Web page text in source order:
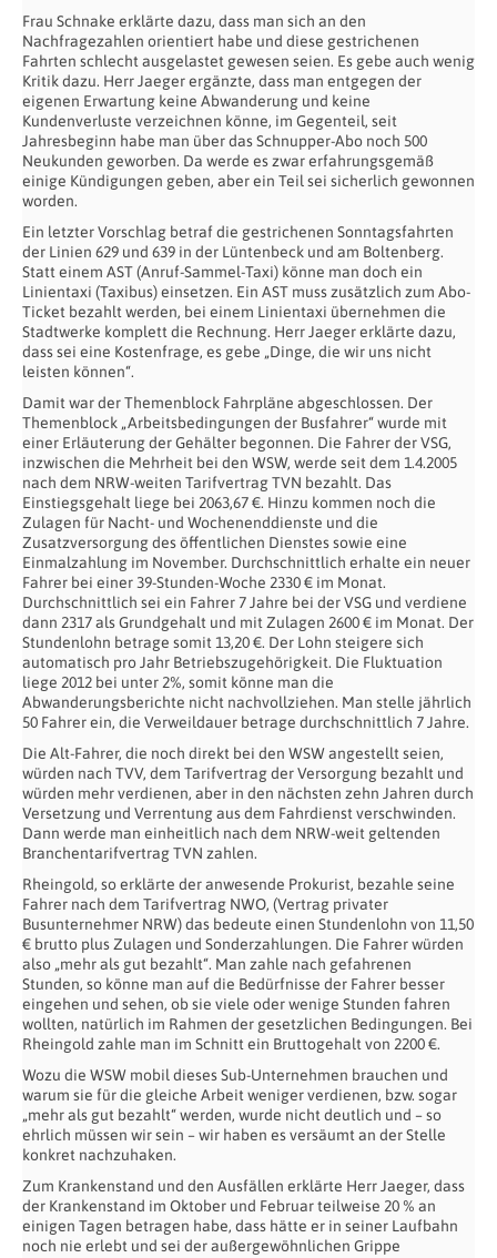
Frau Schnake erklärte dazu, dass man sich an den
Nachfragezahlen orientiert habe und diese gestrichenen
Fahrten schlecht ausgelastet gewesen seien. Es gebe auch wenig
Kritik dazu. Herr Jaeger ergänzte, dass man entgegen der
eigenen Erwartung keine Abwanderung und keine
Kundenverluste verzeichnen könne, im Gegenteil, seit
Jahresbeginn habe man über das Schnupper-Abo noch 500
Neukunden geworben. Da werde es zwar erfahrungsgemäß
einige Kündigungen geben, aber ein Teil sei sicherlich gewonnen
worden.
Ein letzter Vorschlag betraf die gestrichenen Sonntagsfahrten
der Linien 629 und 639 in der Lüntenbeck und am Boltenberg.
Statt einem AST (Anruf-Sammel-Taxi) könne man doch ein
Linientaxi (Taxibus) einsetzen. Ein AST muss zusätzlich zum Abo-
Ticket bezahlt werden, bei einem Linientaxi übernehmen die
Stadtwerke komplett die Rechnung. Herr Jaeger erklärte dazu,
dass sei eine Kostenfrage, es gebe „Dinge, die wir uns nicht
leisten können“.
Damit war der Themenblock Fahrpläne abgeschlossen. Der
Themenblock „Arbeitsbedingungen der Busfahrer“ wurde mit
einer Erläuterung der Gehälter begonnen. Die Fahrer der VSG,
inzwischen die Mehrheit bei den WSW, werde seit dem 1.4.2005
nach dem NRW-weiten Tarifvertrag TVN bezahlt. Das
Einstiegsgehalt liege bei 2063,67 €. Hinzu kommen noch die
Zulagen für Nacht- und Wochenenddienste und die
Zusatzversorgung des öffentlichen Dienstes sowie eine
Einmalzahlung im November. Durchschnittlich erhalte ein neuer
Fahrer bei einer 39-Stunden-Woche 2330 € im Monat.
Durchschnittlich sei ein Fahrer 7 Jahre bei der VSG und verdiene
dann 2317 als Grundgehalt und mit Zulagen 2600 € im Monat. Der
Stundenlohn betrage somit 13,20 €. Der Lohn steigere sich
automatisch pro Jahr Betriebszugehörigkeit. Die Fluktuation
liege 2012 bei unter 2%, somit könne man die
Abwanderungsberichte nicht nachvollziehen. Man stelle jährlich
50 Fahrer ein, die Verweildauer betrage durchschnittlich 7 Jahre.
Die Alt-Fahrer, die noch direkt bei den WSW angestellt seien,
würden nach TVV, dem Tarifvertrag der Versorgung bezahlt und
würden mehr verdienen, aber in den nächsten zehn Jahren durch
Versetzung und Verrentung aus dem Fahrdienst verschwinden.
Dann werde man einheitlich nach dem NRW-weit geltenden
Branchentarifvertrag TVN zahlen.
Rheingold, so erklärte der anwesende Prokurist, bezahle seine
Fahrer nach dem Tarifvertrag NWO, (Vertrag privater
Busunternehmer NRW) das bedeute einen Stundenlohn von 11,50
€ brutto plus Zulagen und Sonderzahlungen. Die Fahrer würden
also „mehr als gut bezahlt“. Man zahle nach gefahrenen
Stunden, so könne man auf die Bedürfnisse der Fahrer besser
eingehen und sehen, ob sie viele oder wenige Stunden fahren
wollten, natürlich im Rahmen der gesetzlichen Bedingungen. Bei
Rheingold zahle man im Schnitt ein Bruttogehalt von 2200 €.
Wozu die WSW mobil dieses Sub-Unternehmen brauchen und
warum sie für die gleiche Arbeit weniger verdienen, bzw. sogar
„mehr als gut bezahlt“ werden, wurde nicht deutlich und – so
ehrlich müssen wir sein – wir haben es versäumt an der Stelle
konkret nachzuhaken.
Zum Krankenstand und den Ausfällen erklärte Herr Jaeger, dass
der Krankenstand im Oktober und Februar teilweise 20 % an
einigen Tagen betragen habe, dass hätte er in seiner Laufbahn
noch nie erlebt und sei der außergewöhnlichen Grippe